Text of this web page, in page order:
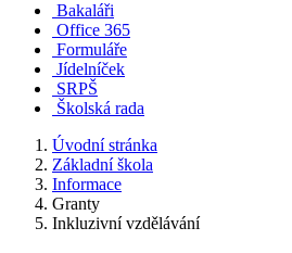
Bakaláři
Office 365
Formuláře
Jídelníček
SRPŠ
Školská rada
Úvodní stránka
Základní škola
Informace
Granty
Inkluzivní vzdělávání